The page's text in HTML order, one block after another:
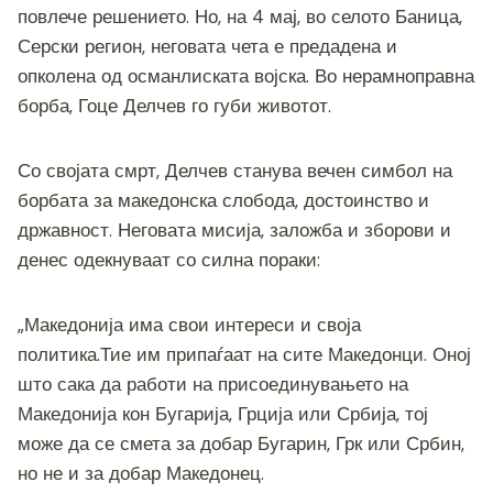
повлече решението. Но, на 4 мај, во селото Баница,
Серски регион, неговата чета е предадена и
опколена од османлиската војска. Во нерамноправна
борба, Гоце Делчев го губи животот.
Со својата смрт, Делчев станува вечен симбол на
борбата за македонска слобода, достоинство и
државност. Неговата мисија, заложба и зборови и
денес одекнуваат со силна пораки:
„Македонија има свои интереси и своја
политика.Тие им припаѓаат на сите Македонци. Оној
што сака да работи на присоединувањето на
Македонија кон Бугарија, Грција или Србија, тој
може да се смета за добар Бугарин, Грк или Србин,
но не и за добар Македонец.